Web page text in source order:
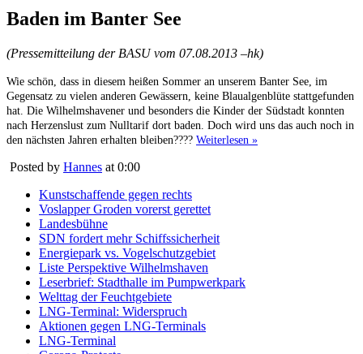
Baden im Banter See
(Pressemitteilung der BASU vom 07.08.2013 –hk)
Wie schön, dass in diesem heißen Sommer an unserem Banter See, im
Gegensatz zu vielen anderen Gewässern, keine Blaualgenblüte stattgefunden
hat. Die Wilhelmshavener und besonders die Kinder der Südstadt konnten
nach Herzenslust zum Nulltarif dort baden. Doch wird uns das auch noch in
den nächsten Jahren erhalten bleiben???? Weiterlesen »
Posted by Hannes at 0:00
Kunstschaffende gegen rechts
Voslapper Groden vorerst gerettet
Landesbühne
SDN fordert mehr Schiffssicherheit
Energiepark vs. Vogelschutzgebiet
Liste Perspektive Wilhelmshaven
Leserbrief: Stadthalle im Pumpwerkpark
Welttag der Feuchtgebiete
LNG-Terminal: Widerspruch
Aktionen gegen LNG-Terminals
LNG-Terminal